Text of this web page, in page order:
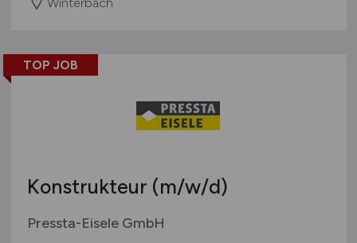
TOP JOB
Konstrukteur (m/w/d)
Pressta-Eisele GmbH